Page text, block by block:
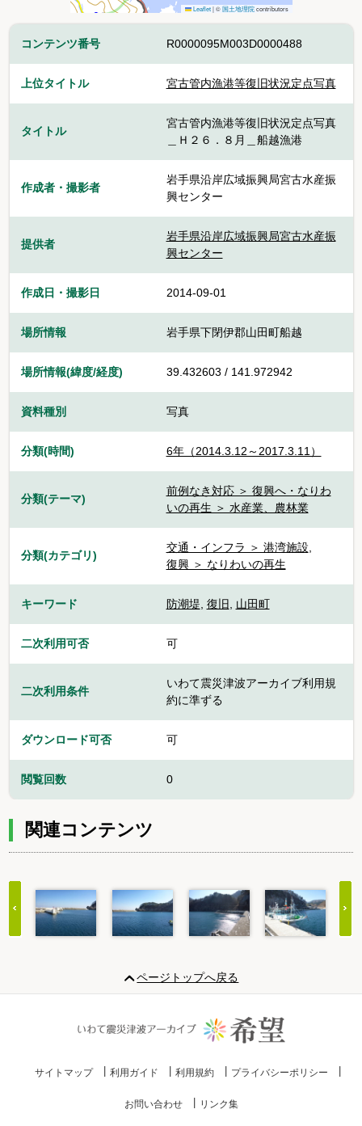
Leaflet |©国土地理院contributors
コンテンツ番号 R0000095M003D0000488
上位タイトル 宮古管内漁港等復旧状況定点写真
タイトル
宮古管内漁港等復旧状況定点写真
＿Ｈ２６．８月＿船越漁港
作成者・撮影者
岩手県沿岸広域振興局宮古水産振
興センター
提供者
岩手県沿岸広域振興局宮古水産振
興センター
作成日・撮影日 2014-09-01
場所情報 岩手県下閉伊郡山田町船越
場所情報(緯度/経度) 39.432603 / 141.972942
資料種別 写真
分類(時間) 6年（2014.3.12～2017.3.11）
分類(テーマ)
前例なき対応 ＞ 復興へ・なりわ
いの再生 ＞ 水産業、農林業
分類(カテゴリ)
交通・インフラ ＞ 港湾施設,
復興 ＞ なりわいの再生
キーワード 防潮堤, 復旧, 山田町
二次利用可否 可
二次利用条件
いわて震災津波アーカイブ利用規
約に準ずる
ダウンロード可否 可
閲覧回数 0
関連コンテンツ
20
ページトップへ戻る
サイトマップ 利用ガイド 利用規約 プライバシーポリシー
お問い合わせ リンク集